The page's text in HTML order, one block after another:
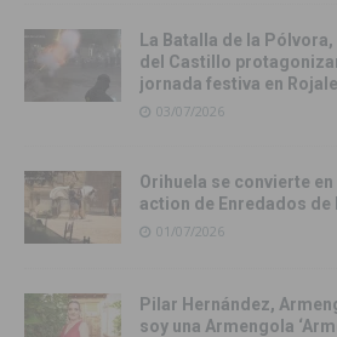
La Batalla de la
del Castillo
jornada festiva en
03/07/2026
Orihuela se convierte
action de Enredados de
01/07/2026
Pilar Hernández,
soy una Armengola